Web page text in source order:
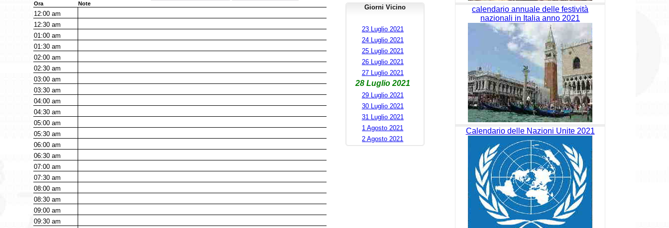
Ora Note
12:00am
12:30am
01:00am
01:30am
02:00am
02:30am
03:00am
03:30am
04:00am
04:30am
05:00am
05:30am
06:00am
06:30am
07:00am
07:30am
08:00am
08:30am
09:00am
09:30am
Giorni Vicino
23 Luglio 2021
24 Luglio 2021
25 Luglio 2021
26 Luglio 2021
27 Luglio 2021
28 Luglio 2021
29 Luglio 2021
30 Luglio 2021
31 Luglio 2021
1 Agosto 2021
2 Agosto 2021
calendario annuale delle festività
nazionali in Italia anno 2021
Calendario delle Nazioni Unite 2021